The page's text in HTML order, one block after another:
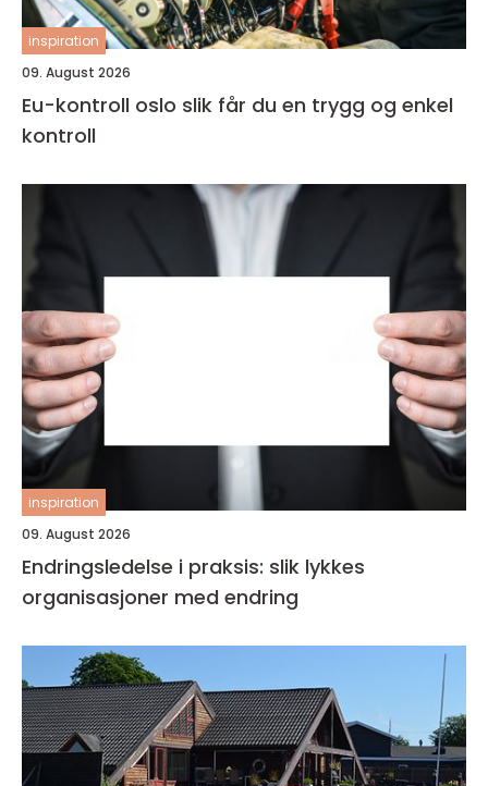
inspiration
09. August 2026
Eu-kontroll oslo slik får du en trygg og enkel
kontroll
inspiration
09. August 2026
Endringsledelse i praksis: slik lykkes
organisasjoner med endring